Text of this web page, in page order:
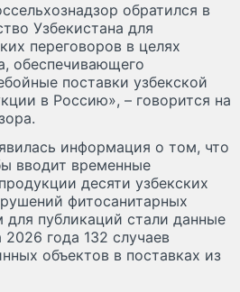
обратился в
Узбекистана для
переговоров в целях
обеспечивающего
поставки узбекской
в Россию», – говорится на
информация о том, что
вводит временные
десяти узбекских
фитосанитарных
публикаций стали данные
года 132 случаев
объектов в поставках из